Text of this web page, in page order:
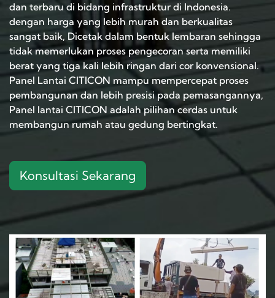
dan terbaru di bidang infrastruktur di Indonesia.
dengan harga yang lebih murah dan berkualitas
sangat baik, Dicetak dalam bentuk lembaran sehingga
tidak memerlukan proses pengecoran serta memiliki
berat yang tiga kali lebih ringan dari cor konvensional.
Panel Lantai CITICON mampu mempercepat proses
pembangunan dan lebih presisi pada pemasangannya,
Panel lantai CITICON adalah pilihan cerdas untuk
membangun rumah atau gedung bertingkat.
Konsultasi Sekarang